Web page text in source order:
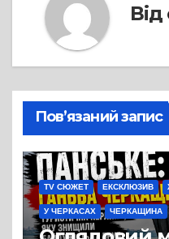
Від
Пов’язаний запис
TV СЮЖЕТ ЕКСКЛЮЗИВ
У ЧЕРКАСАХ ЧЕРКАЩИНА